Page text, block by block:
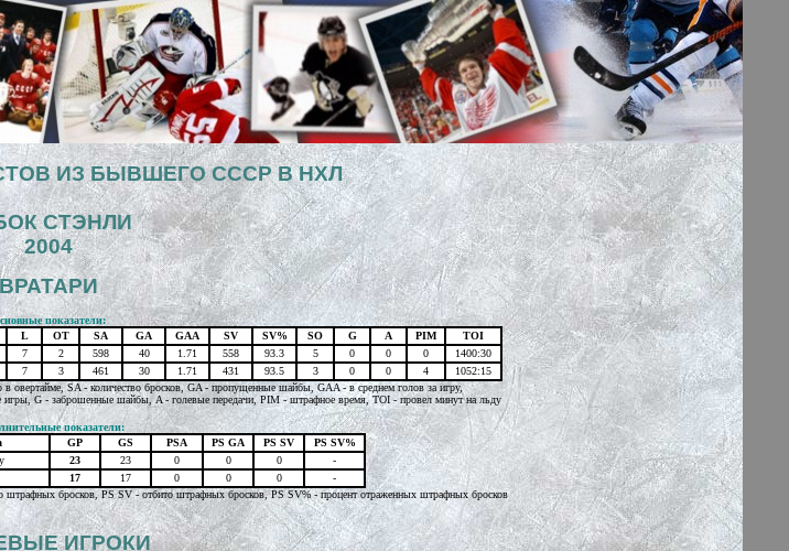
ИЗ БЫВШЕГО СССР В НХЛ
СТЭНЛИ
2004
ВРАТАРИ
показатели:
L OT SA GA GAA SV SV% SO G A PIM
TOI
7 2 598 40 1.71 558 93.3 5 0 0 0
1400:30
7 3 461 30 1.71 431 93.5 3 0 0 4
1052:15
овертайме, SA - количество бросков, GA - пропущенные шайбы, GAA - в среднем голов за игру,
игры, G - заброшенные шайбы, A - голевые передачи, PIM - штрафное время, TOI - провел минут на льду
показатели:
GP GS PSA PS GA PS SV
PS SV%
23 23 0 0 0
-
17 17 0 0 0
-
бросков, PS SV - отбито штрафных бросков, PS SV% - процент отраженных штрафных бросков
ИГРОКИ